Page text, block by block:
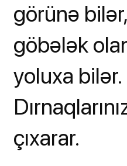
görünə
göbələk
yoluxa bilər.
çıxarar.